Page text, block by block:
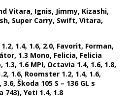
Vitara, Ignis, Jimmy, Kizashi,
Super Carry, Swift, Vitara,
1.4, 1.6, 2.0, Favorit, Forman,
1.3 Mono, Felicia, Felicia
1.6 MPI, Octavia 1.4, 1.6, 1.8,
1.6, Roomster 1.2, 1.4, 1.6,
Škoda 105 S – 136 GL s
Yeti 1.4, 1.8